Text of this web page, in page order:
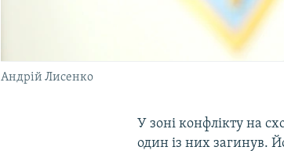
Андрій Лисенко
У зоні конфлікту на
один із них загинув.